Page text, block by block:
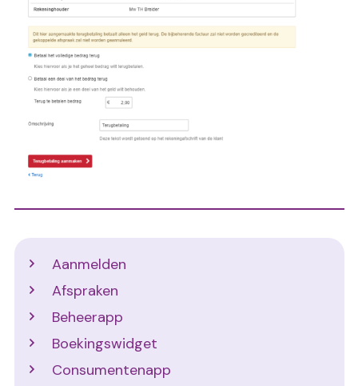
Aanmelden
Afspraken
Beheerapp
Boekingswidget
Consumentenapp